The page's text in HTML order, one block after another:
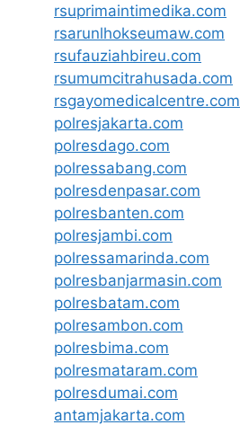
rsuprimaintimedika.com
rsarunlhokseumaw.com
rsufauziahbireu.com
rsumumcitrahusada.com
rsgayomedicalcentre.com
polresjakarta.com
polresdago.com
polressabang.com
polresdenpasar.com
polresbanten.com
polresjambi.com
polressamarinda.com
polresbanjarmasin.com
polresbatam.com
polresambon.com
polresbima.com
polresmataram.com
polresdumai.com
antamjakarta.com